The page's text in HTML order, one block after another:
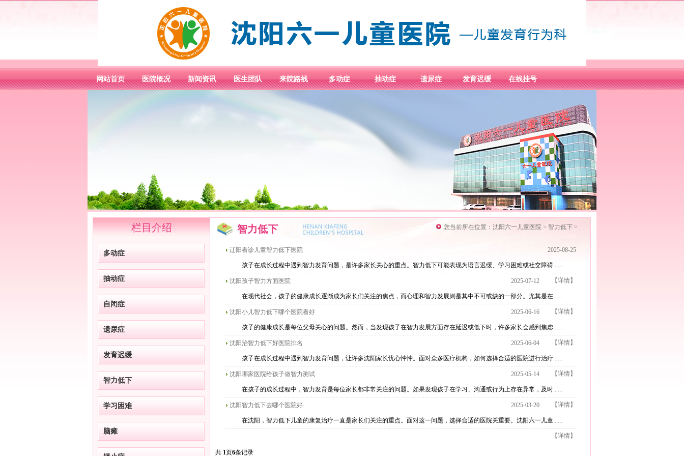
网站首页 医院概况 新闻资讯 医生团队 来院路线 多动症 抽动症 遗尿症 发育迟缓 在线挂号
栏目介绍
多动症
抽动症
自闭症
遗尿症
发育迟缓
智力低下
学习困难
脑瘫
智力低下 您当前所在位置： 沈阳六一儿童医院 > 智力低下 >
2025-08-25
辽阳看诊儿童智力低下医院
孩子在成长过程中遇到智力发育问题，是许多家长关心的重点。智力低下可能表现为语言迟缓、学习困难或社交障碍......
【详情】
2025-07-12
沈阳孩子智力方面医院
在现代社会，孩子的健康成长逐渐成为家长们关注的焦点，而心理和智力发展则是其中不可或缺的一部分。尤其是在......
【详情】
2025-06-16
沈阳小儿智力低下哪个医院看好
孩子的健康成长是每位父母关心的问题。然而，当发现孩子在智力发展方面存在延迟或低下时，许多家长会感到焦虑......
【详情】
2025-06-04
沈阳治智力低下好医院排名
孩子在成长过程中遇到智力发育问题，让许多沈阳家长忧心忡忡。面对众多医疗机构，如何选择合适的医院进行治疗......
【详情】
2025-05-14
沈阳哪家医院给孩子做智力测试
在孩子的成长过程中，智力发育是每位家长都非常关注的问题。如果发现孩子在学习、沟通或行为上存在异常，及时......
【详情】
2025-03-20
沈阳智力低下去哪个医院好
在沈阳，智力低下儿童的康复治疗一直是家长们关注的重点。面对这一问题，选择合适的医院关重要。沈阳六一儿童......
【详情】
共 1页6条记录